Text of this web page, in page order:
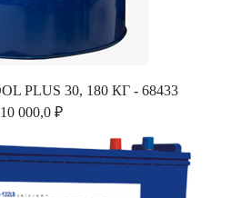
PLUS 30, 180 КГ - 68433
000,0 ₽